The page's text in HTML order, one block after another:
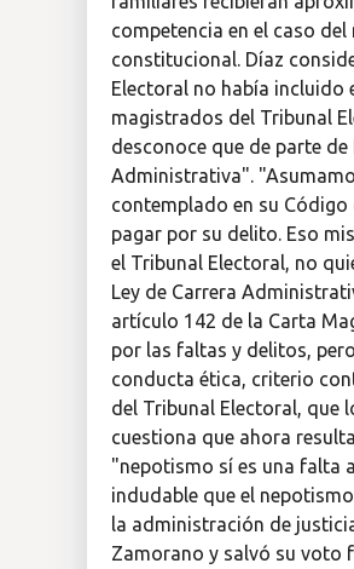
competencia en el caso
constitucional. Díaz
Electoral no había incluido
magistrados del Tribunal
desconoce que de parte
Administrativa".
contemplado en su Código
pagar por su delito. Eso
el Tribunal Electoral, no
Ley de Carrera
artículo 142 de la Carta
por las faltas y delitos,
conducta ética, criterio
del Tribunal Electoral, que
cuestiona que ahora
"nepotismo sí es una falta
indudable que el
la administración de
Zamorano y salvó su voto